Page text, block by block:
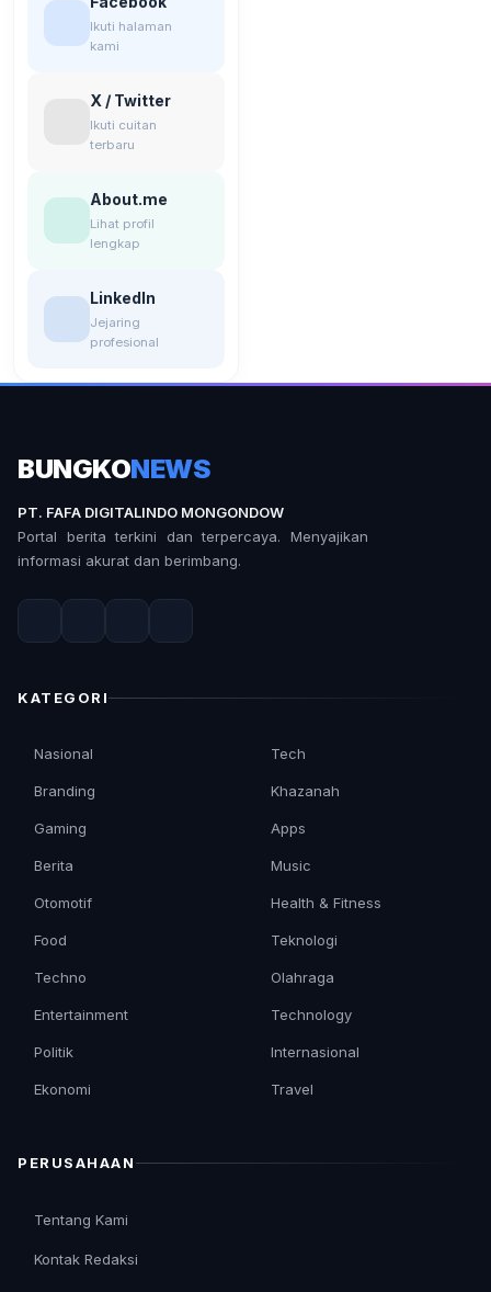
Ikuti halaman
kami
X / Twitter
Ikuti cuitan
terbaru
About.me
Lihat profil
lengkap
LinkedIn
Jejaring
profesional
BUNGKONEWS
PT. FAFA DIGITALINDO MONGONDOW
Portal berita terkini dan terpercaya. Menyajikan
informasi akurat dan berimbang.
KATEGORI
Nasional
Branding
Gaming
Berita
Otomotif
Tech
Khazanah
Apps
Music
Health & Fitness
Food
Techno
Entertainment
Politik
Ekonomi
Teknologi
Olahraga
Technology
Internasional
Travel
PERUSAHAAN
Tentang Kami
Kontak Redaksi